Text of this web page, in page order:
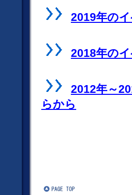
2019年の
2018年の
2012年～
らから